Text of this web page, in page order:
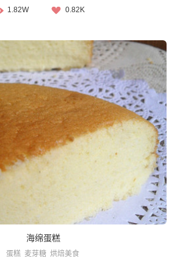
1.82W 0.82K
海绵蛋糕
蛋糕 麦芽糖 烘焙美食